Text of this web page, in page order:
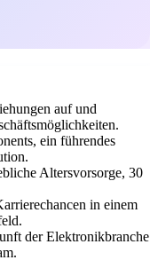
auf und
ein führendes
Altersvorsorge, 30
in einem
der Elektronikbranche